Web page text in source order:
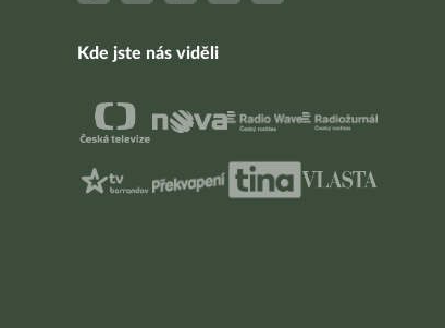
Kde jste nás viděli